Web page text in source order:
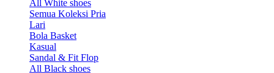
All White shoes
Semua Koleksi Pria
Lari
Bola Basket
Kasual
Sandal & Fit Flop
All Black shoes